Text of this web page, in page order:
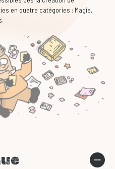
en quatre catégories : Magie,